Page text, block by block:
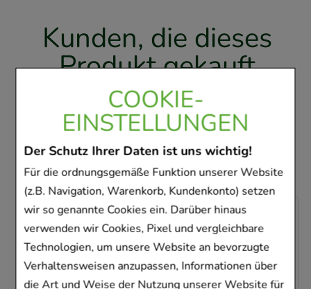
COOKIE-
EINSTELLUNGEN
Der Schutz Ihrer Daten ist uns wichtig!
Für die ordnungsgemäße Funktion unserer Website
(z.B. Navigation, Warenkorb, Kundenkonto) setzen
wir so genannte Cookies ein. Darüber hinaus
verwenden wir Cookies, Pixel und vergleichbare
Technologien, um unsere Website an bevorzugte
Verhaltensweisen anzupassen, Informationen über
die Art und Weise der Nutzung unserer Website für
Kunden, die dieses
Produkt gekauft
haben, haben sich
ebenfalls für folgende
Artikel entschieden
-8%